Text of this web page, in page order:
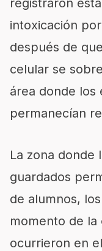
intoxicación
después de
celular se
área donde los
permanecían
La zona donde
guardados
de alumnos,
momento de la
ocurrieron en